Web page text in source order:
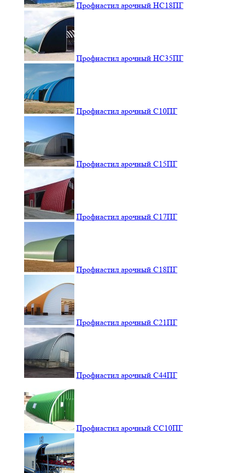
Профнастил арочный НС18ПГ
Профнастил арочный НС35ПГ
Профнастил арочный С10ПГ
Профнастил арочный С15ПГ
Профнастил арочный С17ПГ
Профнастил арочный С18ПГ
Профнастил арочный С21ПГ
Профнастил арочный С44ПГ
Профнастил арочный СС10ПГ